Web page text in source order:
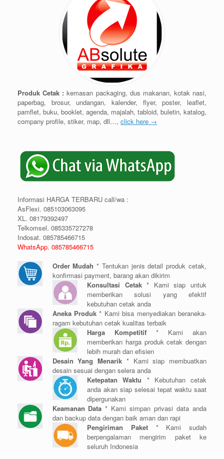
Produk Cetak : kemasan packaging, dus makanan, kotak nasi,
paperbag, brosur, undangan, kalender, flyer, poster, leaflet,
pamflet, buku, booklet, agenda, majalah, tabloid, buletin, katalog,
company profile, stiker, map, dll…, click here →
Informasi HARGA TERBARU call/wa :
AsFlexi. 085103063095
XL. 08179392497
Telkomsel. 085335727278
Indosat. 085785466715
WhatsApp. 085785466715
Order Mudah * Tentukan jenis detail produk cetak,
konfirmasi payment, barang akan dikirim
Konsultasi Cetak* Kami siap untuk
memberikan solusi yang efektif
kebutuhan cetak anda
Aneka Produk* Kami bisa menyediakan beraneka-
ragam kebutuhan cetak kualitas terbaik
Harga Kompetitif * Kami akan
memberikan harga produk cetak dengan
lebih murah dan efisien
Desain Yang Menarik * Kami siap membuatkan
desain sesuai dengan selera anda
Ketepatan Waktu * Kebutuhan cetak
anda akan siap selesai tepat waktu saat
dipergunakan
Keamanan Data * Kami simpan privasi data anda
dan backup data dengan baik aman dan rapi
Pengiriman Paket* Kami sudah
berpengalaman mengirim paket ke
seluruh Indonesia